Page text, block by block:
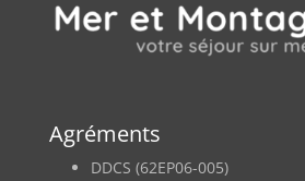
Agréments
DDCS (62EP06-005)